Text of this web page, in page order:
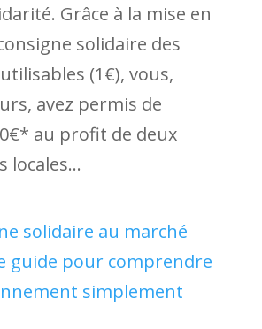
Grâce à la mise en
solidaire des
(1€), vous,
avez permis de
au profit de deux
locales...